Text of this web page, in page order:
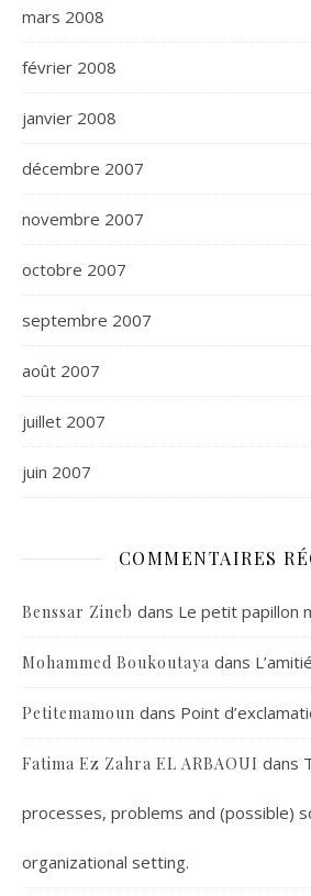
mars 2008
février 2008
janvier 2008
décembre 2007
novembre 2007
octobre 2007
septembre 2007
août 2007
juillet 2007
juin 2007
COMMENTAIRES
Benssar Zineb dans Le petit papillon
Mohammed Boukoutaya dans L’amitié
Petitemamoun dans Point
Fatima Ez Zahra EL ARBAOUI dans
processes, problems and (possible)
organizational setting.